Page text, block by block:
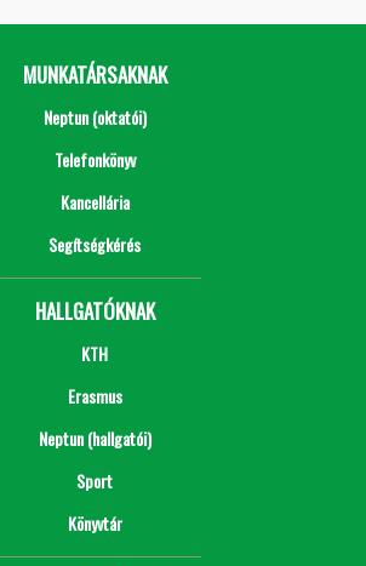
MUNKATÁRSAKNAK
Neptun (oktatói)
Telefonkönyv
Kancellária
Segítségkérés
HALLGATÓKNAK
KTH
Erasmus
Neptun (hallgatói)
Sport
Könyvtár